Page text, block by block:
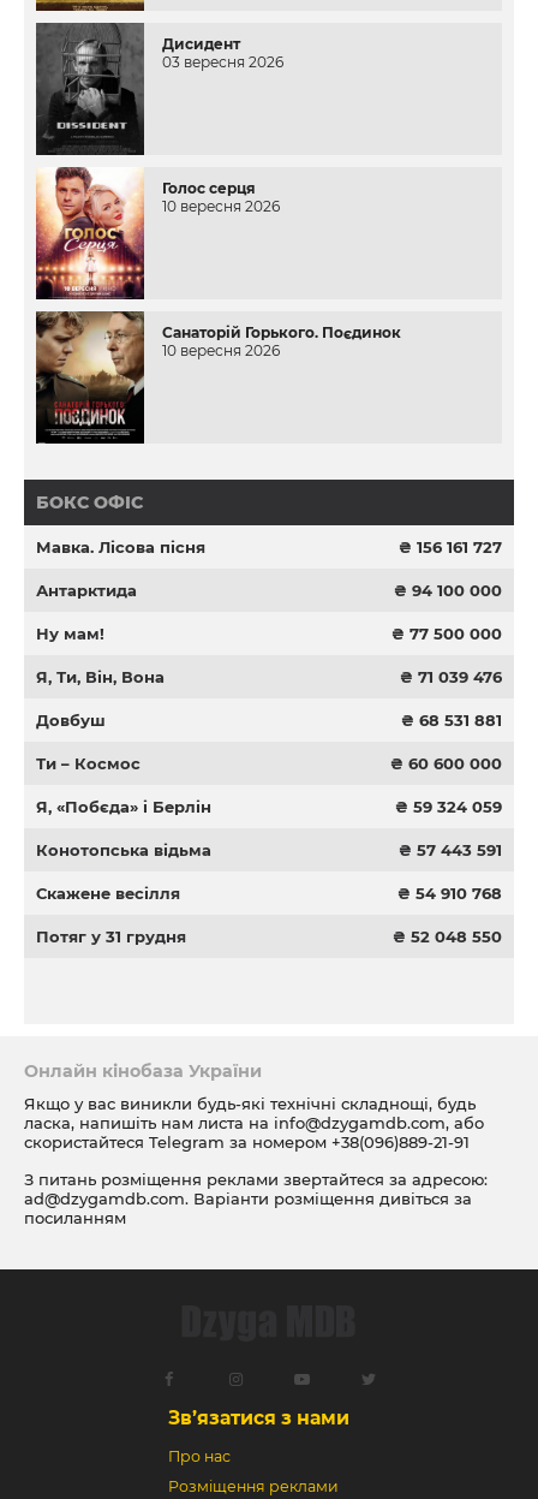
Дисидент
03 вересня 2026
Голос серця
10 вересня 2026
Санаторій Горького. Поєдинок
10 вересня 2026
БОКС ОФІС
Мавка. Лісова пісня ₴ 156 161 727
Антарктида ₴ 94 100 000
Ну мам! ₴ 77 500 000
Я, Ти, Він, Вона ₴ 71 039 476
Довбуш ₴ 68 531 881
Ти – Космос ₴ 60 600 000
Я, «Побєда» і Берлін ₴ 59 324 059
Конотопська відьма ₴ 57 443 591
Скажене весілля ₴ 54 910 768
Потяг у 31 грудня ₴ 52 048 550
Онлайн кінобаза України
Якщо у вас виникли будь-які технічні складнощі, будь
ласка, напишіть нам листа на info@dzygamdb.com, або
скористайтеся Telegram за номером +38(096)889-21-91
З питань розміщення реклами звертайтеся за адресою:
ad@dzygamdb.com. Варіанти розміщення дивіться за
посиланням
Зв’язатися з нами
Про нас
Розміщення реклами